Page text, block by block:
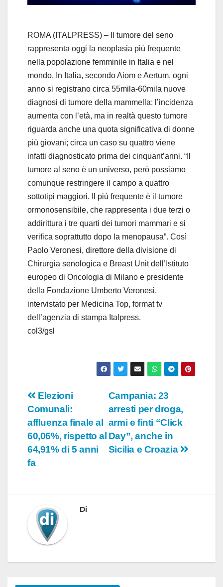
y
V
i
d
e
o
ROMA (ITALPRESS) – Il tumore del seno
rappresenta oggi la neoplasia più frequente
nella popolazione femminile in Italia e nel
mondo. In Italia, secondo Aiom e Aertum, ogni
anno si registrano circa 55mila-60mila nuove
diagnosi di tumore della mammella: l’incidenza
aumenta con l’età, ma in realtà questo tumore
riguarda anche una quota significativa di donne
più giovani; circa un caso su quattro viene
infatti diagnosticato prima dei cinquant’anni. “Il
tumore al seno è un universo, però possiamo
comunque restringere il campo a quattro
sottotipi maggiori. Il più frequente è il tumore
ormonosensibile, che rappresenta i due terzi o
addirittura i tre quarti dei tumori mammari e si
verifica soprattutto dopo la menopausa”. Così
Paolo Veronesi, direttore della divisione di
Chirurgia senologica e Breast Unit dell’Istituto
europeo di Oncologia di Milano e presidente
della Fondazione Umberto Veronesi,
intervistato per Medicina Top, format tv
dell’agenzia di stampa Italpress.
col3/gsl
Navigazione
articoli
Campania: 23
arresti per droga,
armi e finti “Click
Day”, anche in
Sicilia e Croazia
Elezioni
Comunali:
affluenza finale al
60,06%, rispetto al
64,91% di 5 anni
fa
Di